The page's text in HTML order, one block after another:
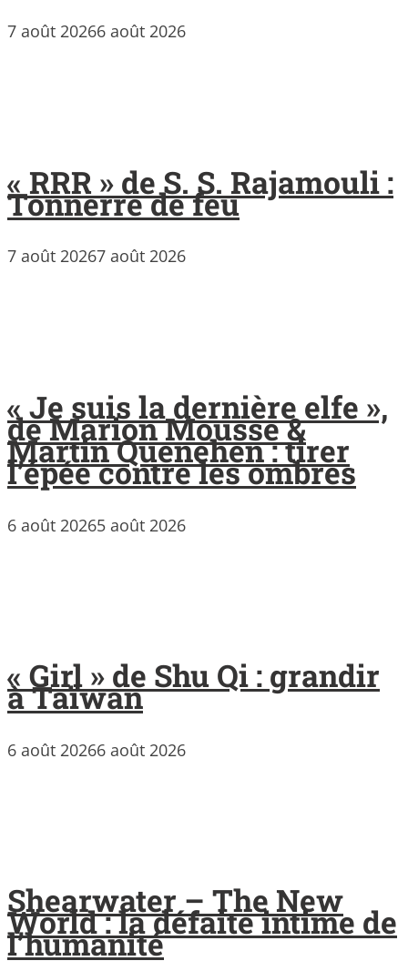
7 août 20266 août 2026
« RRR » de S. S. Rajamouli :
Tonnerre de feu
7 août 20267 août 2026
« Je suis la dernière elfe »,
de Marion Mousse &
Martin Quenehen : tirer
l’épée contre les ombres
6 août 20265 août 2026
« Girl » de Shu Qi : grandir
à Taïwan
6 août 20266 août 2026
Shearwater – The New
World : la défaite intime de
l’humanité